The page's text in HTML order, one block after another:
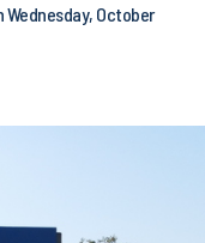
October